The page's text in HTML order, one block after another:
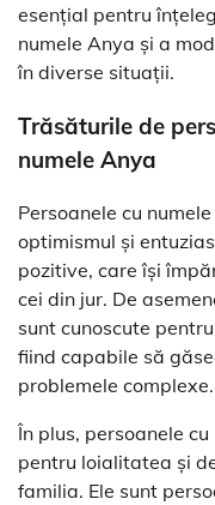
esențial pentru
numele Anya și a
în diverse situații.
Trăsăturile de
numele Anya
Persoanele cu
optimismul și
pozitive, care își
cei din jur. De
sunt cunoscute
fiind capabile să
problemele complexe.
În plus, persoanele
pentru loialitatea și
familia. Ele sunt